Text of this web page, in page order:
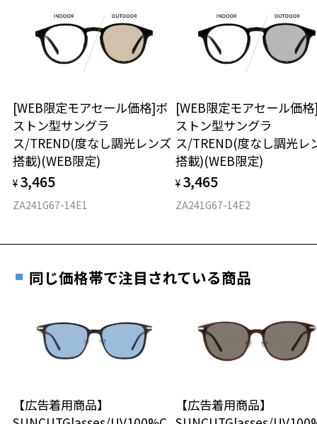
可視光線透過率：95%
紫外線透過率：0.1%以下
株式会社インターメスティック
＜度付きサングラスに関する注意事項＞
※サングラスの度付きは追加料金がかかります。
※度付きにした場合、元々のレンズ機能、レンズカラーは付きませ
ん。
※度付きサングラスをお求めの際は、レンズ選択画面で度数入力後、
レンズの種類、機能、カラーを再度お選びください。
2024年3月1日から、店舗にて商品をお持ち込みいただいても、レンズ
交換される場合は、レンズ代金の他に3,300円(税込)の加工賃を追加で
入した商品本体を持参日がわかる「商品発送メール」を店舗スタッフ
にご提示いただければ、初回1回に限り加工賃はかかりませんので、必
ずスタッフにご提示ください。
0円(税込)を頂戴いたしますので、予めご了承ください。
仕上がり寸法
D 仕上がりの横幅：約143mm
E 仕上がりの縦幅：約39mm
※メガネ：デモレンズを外した重さ
タイプ
材質
日または発送日より１年間修理又は交換させて頂
きます。
※保証期間内に交換が行われた場合、保証期間は初期の期間から
延長されません。
安心2 視力測定無料
視力の変化を早めに発見するために、定期的な視
力測定をおすすめいたします。
安心3 かかり具合調整無料
談ください。
オンラインストアでフレームのみ購入して、
実店舗で度付きにできます
ご購入時に「レンズ交換券」をお選びいただくと、実店舗で
度数を測定のうえ、度付きレンズ（標準セットレンズ）へ無
料交換いただけます。
詳しくはこちら
その際は記入用紙をダウンロードしてお使いください。
[WEB限定モアセール価格]ボ
ストン型サングラ
ス/TREND(度なし調光レンズ
搭載)(WEB限定)
¥ 3,465
ZA241G67-14E1
[WEB限定モアセール価
ストン型サングラ
ス/TREND(度なし調光レ
搭載)(WEB限定)
¥ 3,465
ZA241G67-14E2
同じ価格帯で注目されている商品
【広告着用商品】
【広告着用商品】